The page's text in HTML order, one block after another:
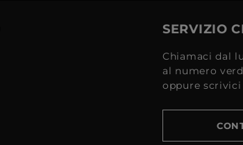
SERVIZIO
Chiamaci dal
al numero
oppure